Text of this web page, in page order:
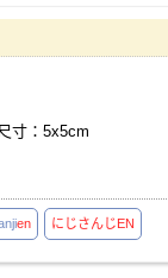
寸：5x5cm
en にじさんじEN